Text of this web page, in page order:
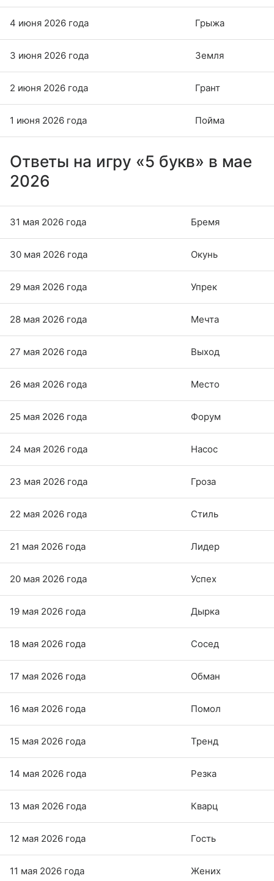
4 июня 2026 года Грыжа
3 июня 2026 года Земля
2 июня 2026 года Грант
1 июня 2026 года Пойма
Ответы на игру «5 букв» в мае
2026
31 мая 2026 года Бремя
30 мая 2026 года Окунь
29 мая 2026 года Упрек
28 мая 2026 года Мечта
27 мая 2026 года Выход
26 мая 2026 года Место
25 мая 2026 года Форум
24 мая 2026 года Насос
23 мая 2026 года Гроза
22 мая 2026 года Стиль
21 мая 2026 года Лидер
20 мая 2026 года Успех
19 мая 2026 года Дырка
18 мая 2026 года Сосед
17 мая 2026 года Обман
16 мая 2026 года Помол
15 мая 2026 года Тренд
14 мая 2026 года Резка
13 мая 2026 года Кварц
12 мая 2026 года Гость
11 мая 2026 года Жених